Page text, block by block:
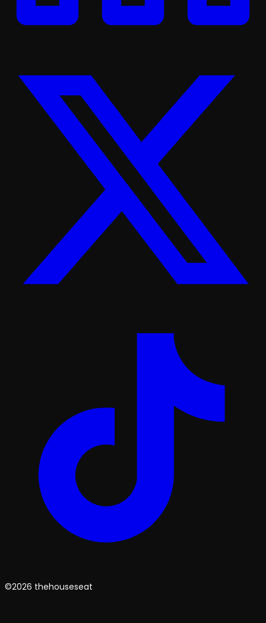
©2026 thehouseseat